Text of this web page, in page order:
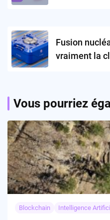
Fusion
vraiment la
Vous pourriez
Blockchain Intelligence